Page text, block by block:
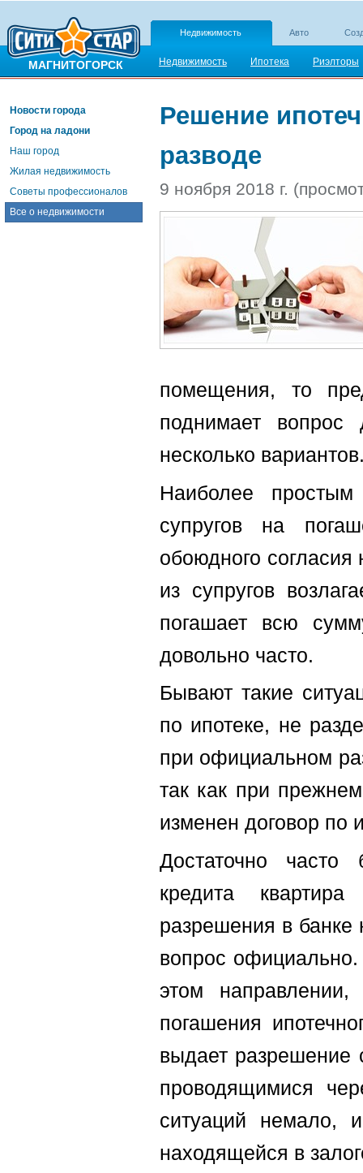
МАГНИТОГОРСК
Недвижимость Авто
Недвижимость Ипотека Риэлторы
Новости города
Город на ладони
Наш город
Жилая недвижимость
Советы профессионалов
Все о недвижимости
Решение
разводе
9 ноября 2018 г.
помещения, то
поднимает
несколько
Наиболее
супругов на
обоюдного
из супругов
погашает всю
довольно часто.
Бывают такие
по ипотеке, не
при официальном
так как при
изменен договор по
Достаточно часто
кредита
разрешения в банке
вопрос
этом
погашения
выдает разрешение
проводящимися
ситуаций немало,
находящейся в